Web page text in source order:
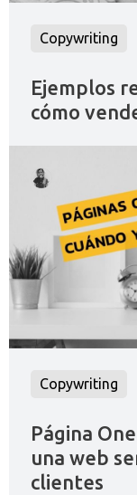
Copywriting
Ejemplos
cómo
Copywriting
Página
una web
clientes